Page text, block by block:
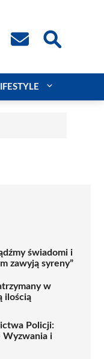
świadomi i
zawyją syreny”
w
ilością
Policji:
Wyzwania i